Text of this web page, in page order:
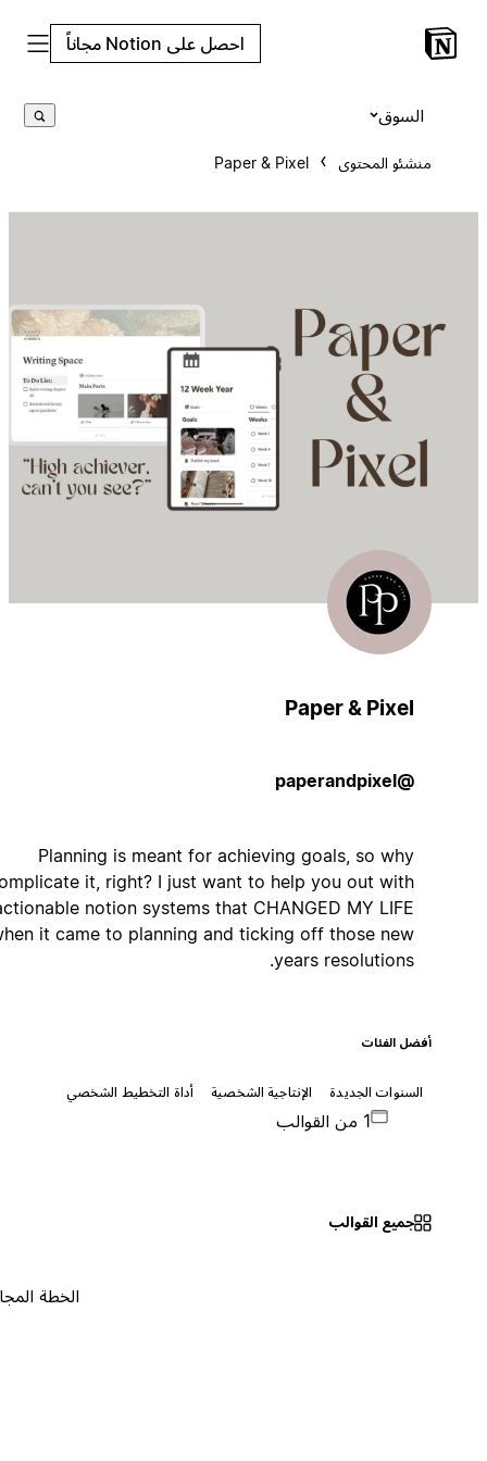
احصل على Notion مجاناً
منشئو المحتوى Paper & Pixel
Paper & Pixel
Planning is meant for achieving goals, so why
complicate it, right? I just want to help you out with
actionable notion systems that CHANGED MY LIFE
when it came to planning and ticking off those new
years resolutions.
أفضل الفئات
السنوات الجديدة الإنتاجية الشخصية أداة التخطيط الشخصي
جميع القوالب
الخطة المجانية ٠